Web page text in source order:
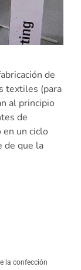
de
textiles (para
al principio
de
un ciclo
de que la
la confección